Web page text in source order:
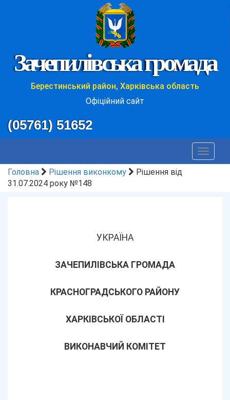
Зачепилівська громада
Берестинський район, Харківська область
Офіційний сайт
(05761) 51652
Toggle
Головна
Рішення виконкому
Рішення від
31.07.2024 року №148
УКРАЇНА
ЗАЧЕПИЛІВСЬКА ГРОМАДА
КРАСНОГРАДСЬКОГО РАЙОНУ
ХАРКІВСЬКОЇ ОБЛАСТІ
ВИКОНАВЧИЙ КОМІТЕТ